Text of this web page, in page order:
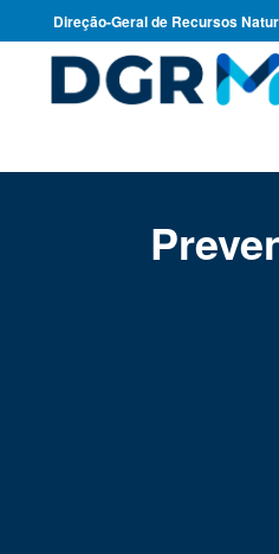
Direção-Geral de Recursos